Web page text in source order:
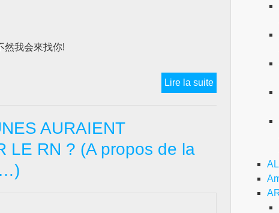
然我会來找你!
Lire la suiteSOLIDARITE
AVEC
AURAIENT
LE RN ? (A propos de la
…)